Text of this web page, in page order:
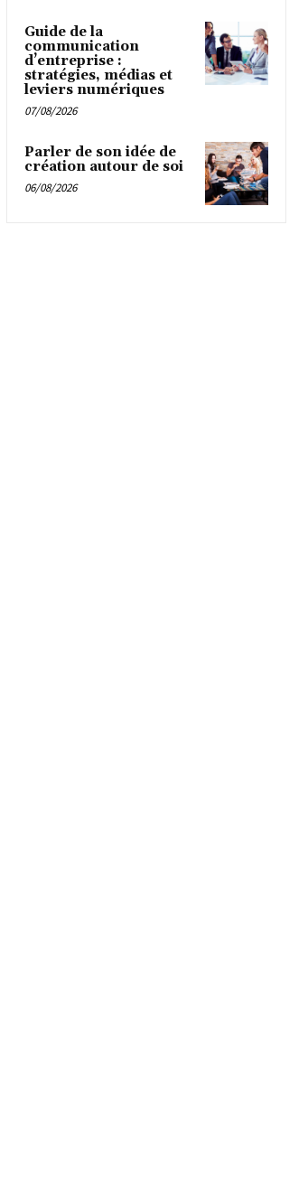
Guide de la
communication
d’entreprise :
stratégies, médias et
leviers numériques
07/08/2026
Parler de son idée de
création autour de soi
06/08/2026